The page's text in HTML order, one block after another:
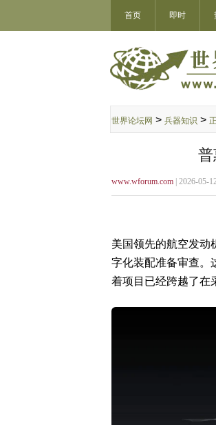
首页 即时
世界论坛网 > 兵器知识 >
www.wforum.com | 2026-05-
美国领先的航空发动
字化装配准备审查。
着项目已经跨越了在